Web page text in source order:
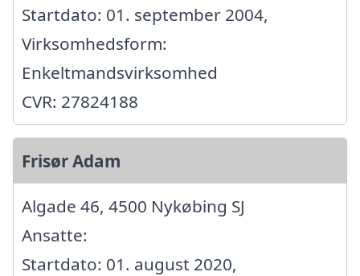
Startdato: 01. september 2004,
Virksomhedsform:
Enkeltmandsvirksomhed
CVR: 27824188
Frisør Adam
Algade 46, 4500 Nykøbing SJ
Ansatte:
Startdato: 01. august 2020,